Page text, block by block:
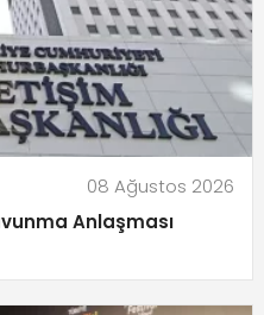
08 Ağustos 2026
Anlaşması